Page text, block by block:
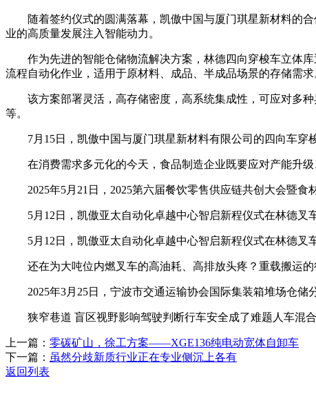
随着签约仪式的圆满落幕，凯傲中国与厦门琪星新材料的合
业的高质量发展注入智能动力。
作为先进的智能仓储物流解决方案，林德四向穿梭车立体库
流程自动化作业，适用于原材料、成品、半成品场景的存储需求
该方案部署灵活，高存储密度，高系统集成性，可应对多种
等。
7月15日，凯傲中国与厦门琪星新材料有限公司的四向车穿
在消费需求多元化的今天，食品制造企业既要应对产能升级
2025年5月21日，2025第六届餐饮零售供应链共创大会暨食
5月12日，凯傲亚太自动化卓越中心智启新程仪式在林德叉
5月12日，凯傲亚太自动化卓越中心智启新程仪式在林德叉
还在为大吨位内燃叉车的高油耗、高排放头疼？重载搬运的
2025年3月25日，宁波市交通运输协会国际集装箱堆场仓储
狭窄巷道 盲区视野影响驾驶判断行车安全成了难题人车混合
上一篇： 零碳矿山，徐工方案——XGE136纯电动宽体自卸车
下一篇： 虽然分歧新质行业正在专业侧沉上各有
返回列表